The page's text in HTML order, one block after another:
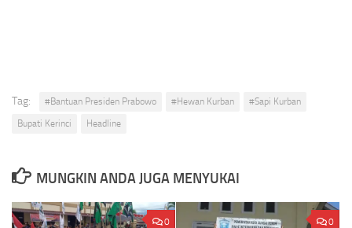
Tag: #Bantuan Presiden Prabowo #Hewan Kurban
#Sapi Kurban
Bupati Kerinci
Headline
MUNGKIN ANDA JUGA MENYUKAI
0 0